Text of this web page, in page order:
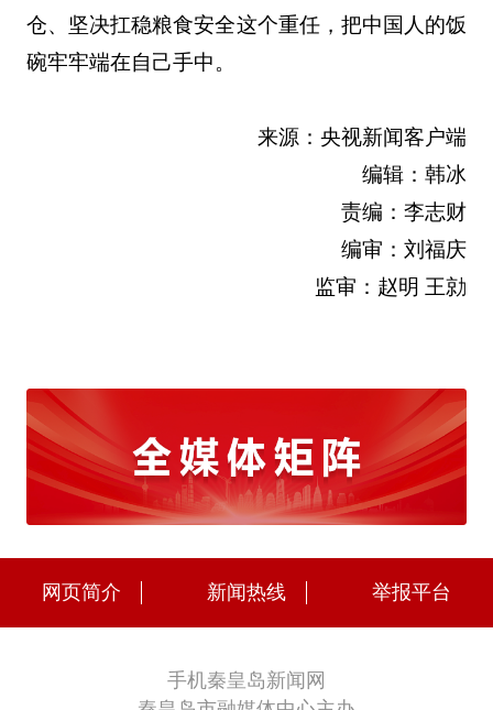
仓、坚决扛稳粮食安全这个重任，把中国人的饭
碗牢牢端在自己手中。
来源：央视新闻客户端
编辑：韩冰
责编：李志财
编审：刘福庆
监审：赵明 王勍
网页简介 新闻热线 举报平台
手机秦皇岛新闻网